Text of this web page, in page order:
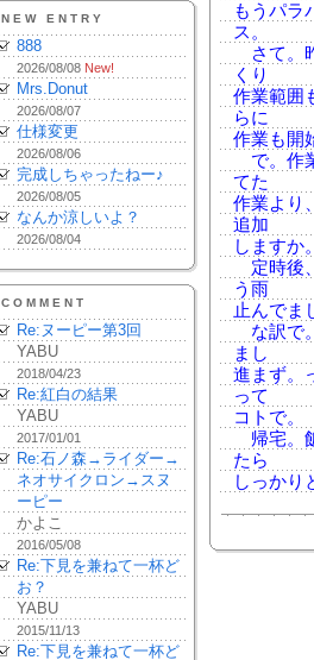
NEW ENTRY
888
2026/08/08 New!
Mrs.Donut
2026/08/07
仕様変更
2026/08/06
完成しちゃったねー♪
2026/08/05
なんか涼しいよ？
2026/08/04
COMMENT
Re:ヌーピー第3回
YABU
2018/04/23
Re:紅白の結果
YABU
2017/01/01
Re:石ノ森→ライダー→
ネオサイクロン→スヌ
ーピー
かよこ
2016/05/08
Re:下見を兼ねて一杯ど
お？
YABU
2015/11/13
Re:下見を兼ねて一杯ど
もうパラ
ス。
さて。
くり
作業範囲
らに
作業も開
で。作
てた
作業より
追加
しますか
定時後
う雨
止んでま
な訳で
まし
進まず。
って
コトで。
帰宅。
たら
しっかり